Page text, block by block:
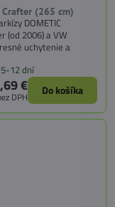
Crafter (265 cm)
DOMETIC
(od 2006) a VW
uchytenie a
12 dní
€
DPH Do košíka